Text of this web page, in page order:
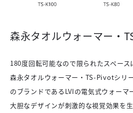
森永タオルウォーマー・
180度回転可能なので限られたスペース
森永タオルウォーマー・TS-Pivotシリ
のブランドであるLVIの電気式ウォーマ
大胆なデザインが刺激的な視覚効果を